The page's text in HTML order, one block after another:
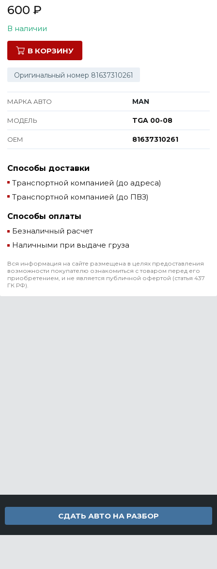
600 ₽
В наличии
В КОРЗИНУ
Оригинальный номер 81637310261
МАРКА АВТО MAN
МОДЕЛЬ TGA 00-08
ОЕМ 81637310261
Способы доставки
Транспортной компанией (до адреса)
Транспортной компанией (до ПВЗ)
Способы оплаты
Безналичный расчет
Наличными при выдаче груза
Вся информация на сайте размещена в целях предоставления
возможности покупателю ознакомиться с товаром перед его
приобретением, и не является публичной офертой (статья 437
ГК РФ).
СДАТЬ АВТО НА РАЗБОР